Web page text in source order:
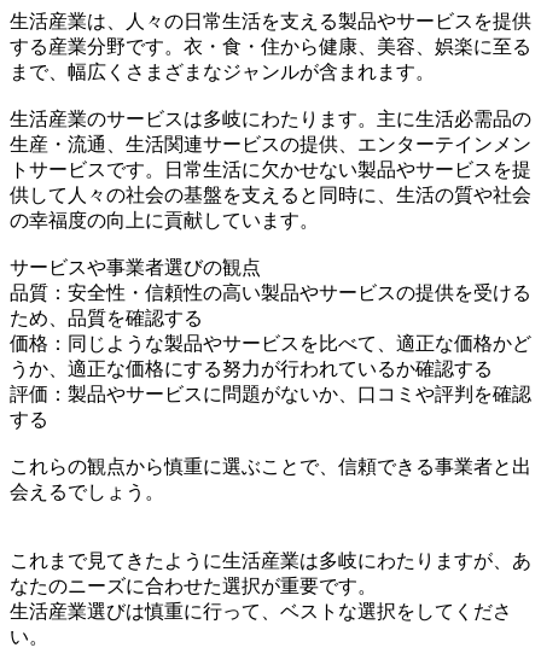
生活産業は、人々の日常生活を支える製品やサービスを提供
する産業分野です。衣・食・住から健康、美容、娯楽に至る
まで、幅広くさまざまなジャンルが含まれます。
生活産業のサービスは多岐にわたります。主に生活必需品の
生産・流通、生活関連サービスの提供、エンターテインメン
トサービスです。日常生活に欠かせない製品やサービスを提
供して人々の社会の基盤を支えると同時に、生活の質や社会
の幸福度の向上に貢献しています。
サービスや事業者選びの観点
品質：安全性・信頼性の高い製品やサービスの提供を受ける
ため、品質を確認する
価格：同じような製品やサービスを比べて、適正な価格かど
うか、適正な価格にする努力が行われているか確認する
評価：製品やサービスに問題がないか、口コミや評判を確認
する
これらの観点から慎重に選ぶことで、信頼できる事業者と出
会えるでしょう。
これまで見てきたように生活産業は多岐にわたりますが、あ
なたのニーズに合わせた選択が重要です。
生活産業選びは慎重に行って、ベストな選択をしてくださ
い。